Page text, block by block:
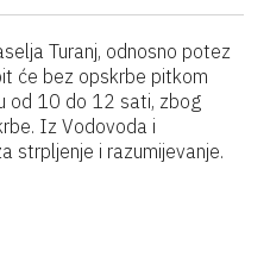
Turanj, odnosno potez
će bez opskrbe pitkom
od 10 do 12 sati, zbog
Iz Vodovoda i
strpljenje i razumijevanje.